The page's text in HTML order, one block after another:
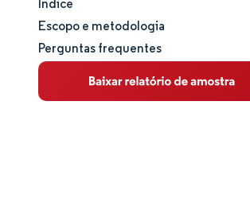
Tamanho e participação de mercado
Análise de mercado
Tendências e insights
Índice
Escopo e metodologia
Perguntas frequentes